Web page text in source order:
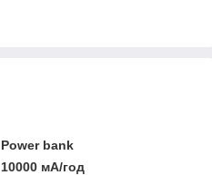
Power bank
10000 мА/год